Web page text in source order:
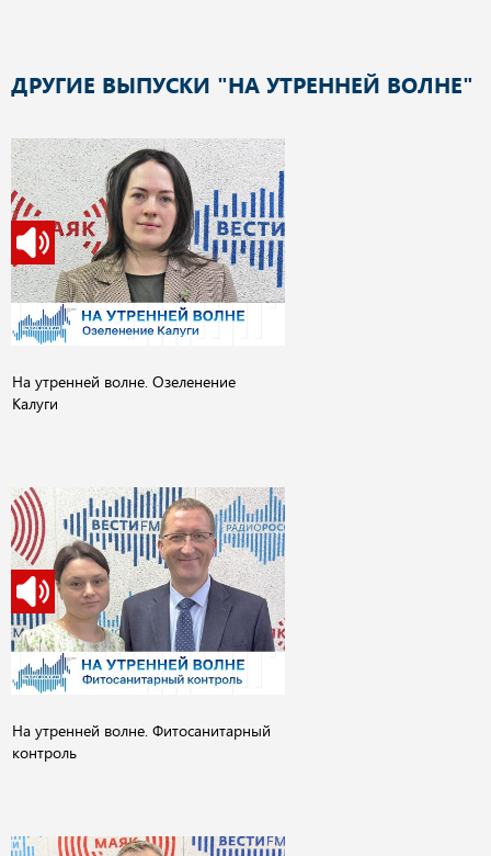
ДРУГИЕ ВЫПУСКИ "НА УТРЕННЕЙ ВОЛНЕ"
На утренней волне. Озеленение
Калуги
На утренней волне. Фитосанитарный
контроль